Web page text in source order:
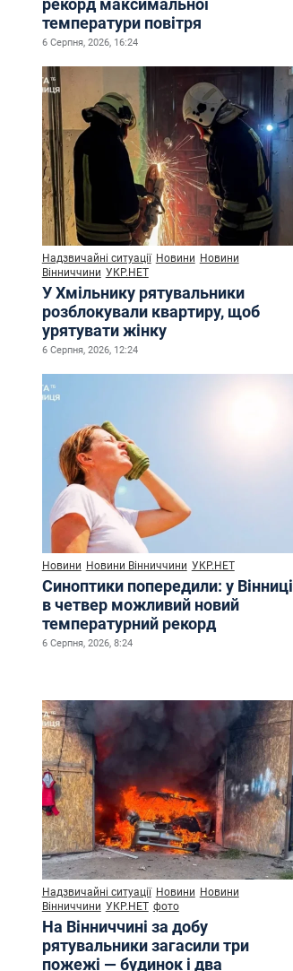
рекорд максимальної
температури повітря
6 Серпня, 2026, 16:24
Надзвичайні ситуації Новини Новини
Вінниччини УКР.НЕТ
У Хмільнику рятувальники
розблокували квартиру, щоб
урятувати жінку
6 Серпня, 2026, 12:24
Новини Новини Вінниччини УКР.НЕТ
Синоптики попередили: у Вінниці
в четвер можливий новий
температурний рекорд
6 Серпня, 2026, 8:24
Надзвичайні ситуації Новини Новини
Вінниччини УКР.НЕТ фото
На Вінниччині за добу
рятувальники загасили три
пожежі — будинок і два